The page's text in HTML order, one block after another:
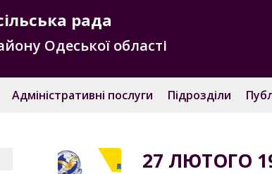
рада
Одеської області
Адміністративні послуги Підрозділи
27 ЛЮТОГО